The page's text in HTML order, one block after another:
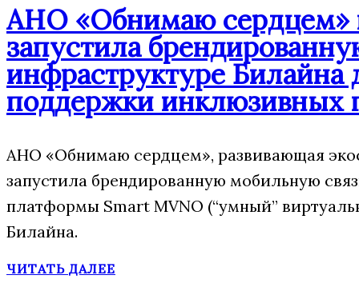
АНО «Обнимаю сердцем»
запустила
инфраструктуре Билайна
поддержки инклюзивных
АНО «Обнимаю сердцем», развивающая
запустила брендированную мобильную
платформы Smart MVNO (“умный”
Билайна.
ЧИТАТЬ ДАЛЕЕ